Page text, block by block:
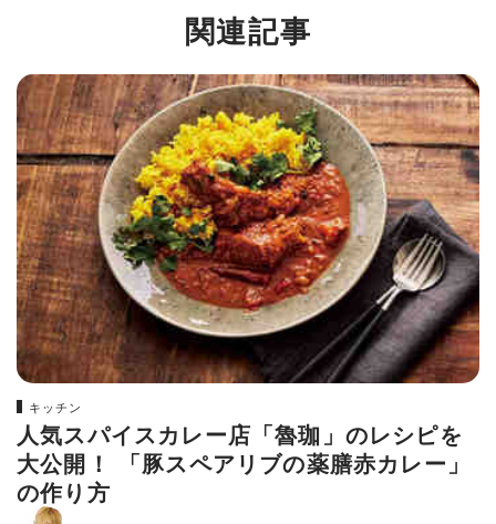
関連記事
キッチン
人気スパイスカレー店「魯珈」のレシピを
大公開！ 「豚スペアリブの薬膳赤カレー」
の作り方